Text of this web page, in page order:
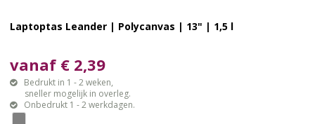
Laptoptas Leander | Polycanvas | 13" | 1,5 l
vanaf € 2,39
Bedrukt in 1 - 2 weken,
sneller mogelijk in overleg.
Onbedrukt 1 - 2 werkdagen.